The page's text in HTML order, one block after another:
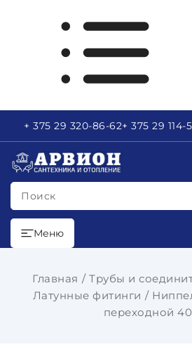
+ 375 29 320-86-62+ 375 29 114-
Поиск
Меню
Главная
Трубы и
Латунные фитинги
переходной